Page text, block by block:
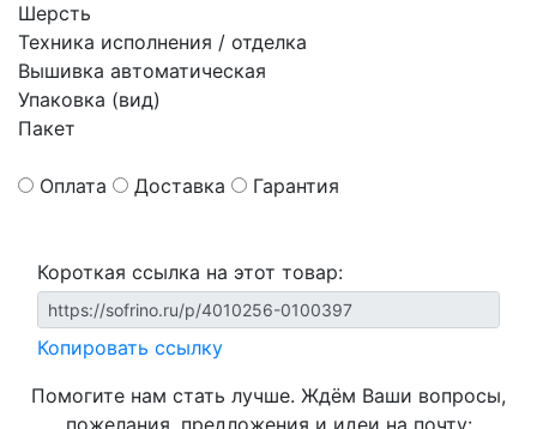
Шерсть
Техника исполнения / отделка
Вышивка автоматическая
Упаковка (вид)
Пакет
Оплата Доставка Гарантия
Короткая ссылка на этот товар:
Копировать ссылку
Помогите нам стать лучше. Ждём Ваши вопросы,
пожелания, предложения и идеи на почту: